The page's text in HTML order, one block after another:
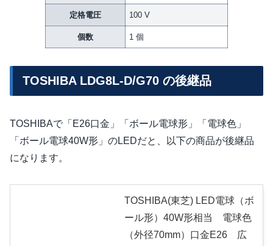
定格電圧 100 V
個数 1 個
TOSHIBA LDG8L-D/G70 の後継品
TOSHIBAで「E26口金」「ボール電球形」「電球色」
「ボール電球40W形」のLEDだと、以下の商品が後継品
になります。
TOSHIBA(東芝) LED電球（ボ
ール形）40W形相当 電球色
（外径70mm）口金E26 広